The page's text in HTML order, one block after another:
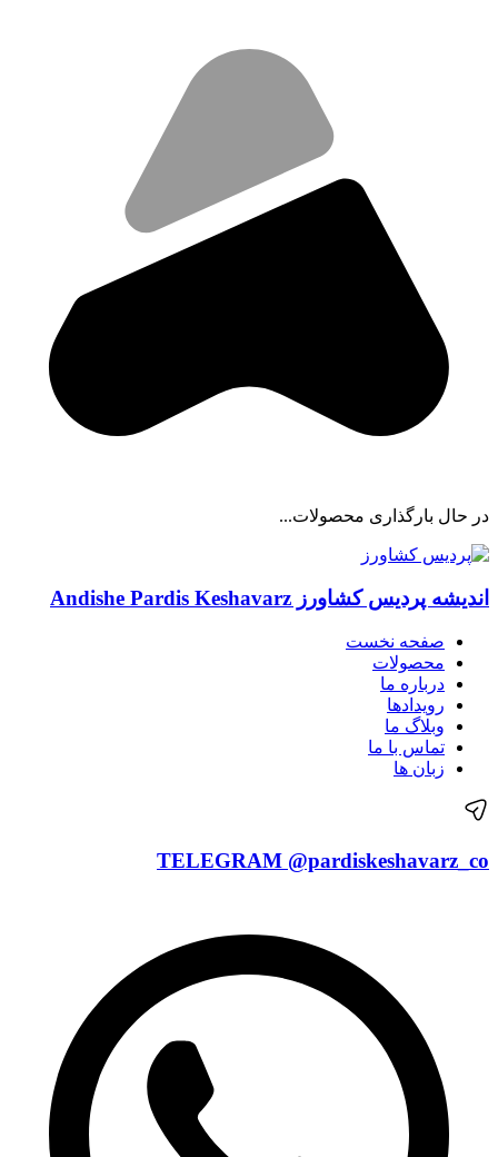
در حال بارگذاری محصولات...
اندیشه پردیس کشاورز Andishe Pardis Keshavarz
صفحه نخست
محصولات
درباره ما
رویدادها
وبلاگ ما
تماس با ما
زبان ها
TELEGRAM @pardiskeshavarz_co